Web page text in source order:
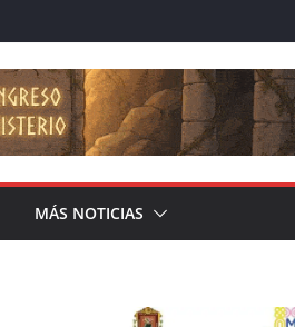
MÁS NOTICIAS